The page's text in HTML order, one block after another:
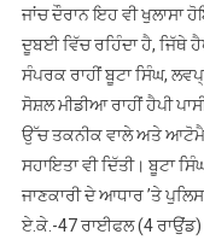
ਜਾਂਚ ਦੌਰਾਨ ਇਹ ਵੀ ਖੁਲਾਸਾ
ਦੂਬਈ ਵਿੱਚ ਰਹਿੰਦਾ ਹੈ, ਜਿੱਥੇ
ਸੰਪਰਕ ਰਾਹੀਂ ਬੂਟਾ ਸਿੰਘ,
ਸੋਸ਼ਲ ਮੀਡੀਆ ਰਾਹੀਂ ਹੈਪੀ
ਉੱਚ ਤਕਨੀਕ ਵਾਲੇ ਅਤੇ
ਸਹਾਇਤਾ ਵੀ ਦਿੱਤੀ। ਬੂਟਾ
ਜਾਣਕਾਰੀ ਦੇ ਆਧਾਰ ’ਤੇ
ਏ.ਕੇ.-47 ਰਾਈਫਲ (4